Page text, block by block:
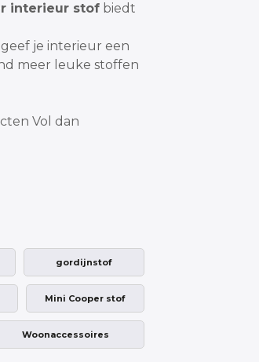
interieur stof biedt
je interieur een
meer leuke stoffen
Vol dan
gordijnstof
Mini Cooper stof
Woonaccessoires